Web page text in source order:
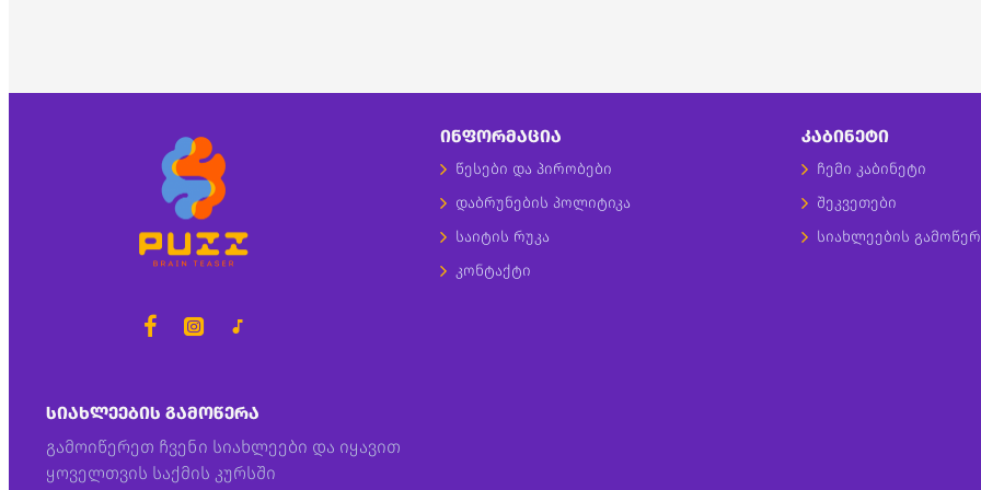
ᲘᲜᲤᲝᲠᲛᲐᲪᲘᲐ
წესები და პირობები
დაბრუნების პოლიტიკა
საიტის რუკა
კონტაქტი
ᲙᲐᲑᲘᲜᲔᲢᲘ
ჩემი კაბინეტი
შეკვეთები
სიახლეების
ᲡᲘᲐᲮᲚᲔᲔᲑᲘᲡ ᲒᲐᲛᲝᲬᲔᲠᲐ
გამოიწერეთ ჩვენი სიახლეები და იყავით
ყოველთვის საქმის კურსში